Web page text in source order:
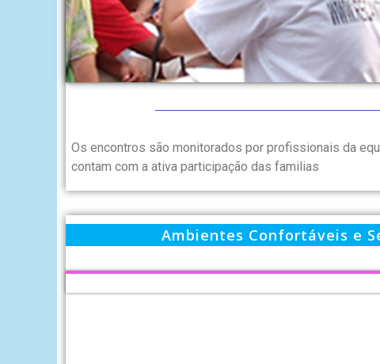
Os encontros são monitorados por profissionais da
contam com a ativa participação das familias
Ambientes Confortáveis e